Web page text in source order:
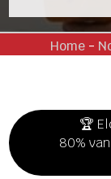
Home-
🏆
80%